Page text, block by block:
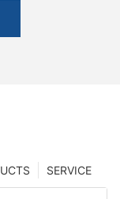
SERVICE